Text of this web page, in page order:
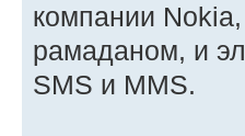
компании
рамаданом, и
SMS и MMS.